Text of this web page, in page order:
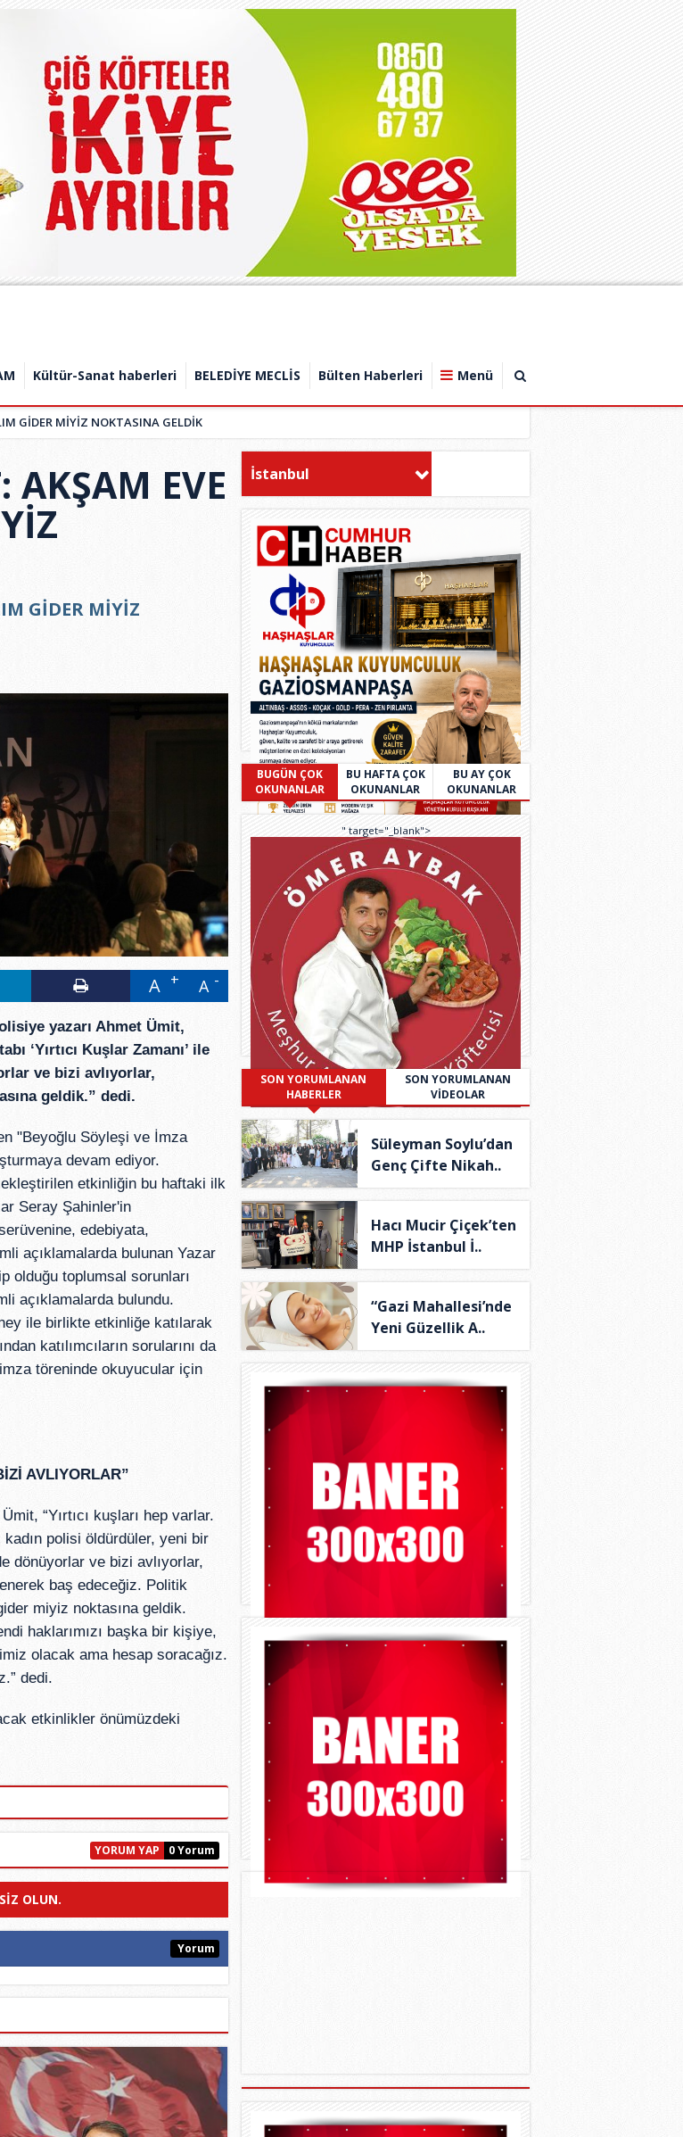
Kültür-Sanat haberleri BELEDİYE MECLİS Bülten Haberleri Menü
GİDER MİYİZ NOKTASINA GELDİK
AKŞAM EVE
GİDER MİYİZ
A A
yazarı Ahmet Ümit,
‘Yırtıcı Kuşlar Zamanı’ ile
ve bizi avlıyorlar,
geldik.” dedi.
"Beyoğlu Söyleşi ve İmza
devam ediyor.
etkinliğin bu haftaki ilk
Seray Şahinler'in
edebiyata,
açıklamalarda bulunan Yazar
olduğu toplumsal sorunları
açıklamalarda bulundu.
ile birlikte etkinliğe katılarak
katılımcıların sorularını da
töreninde okuyucular için
AVLIYORLAR”
“Yırtıcı kuşları hep varlar.
kadın polisi öldürdüler, yeni bir
dönüyorlar ve bizi avlıyorlar,
baş edeceğiz. Politik
miyiz noktasına geldik.
haklarımızı başka bir kişiye,
olacak ama hesap soracağız.
dedi.
etkinlikler önümüzdeki
0 Yorum
YORUM YAP
OLUN.
Yorum
İstanbul
BUGÜN ÇOK
OKUNANLAR
BU HAFTA ÇOK
OKUNANLAR
BU AY ÇOK
OKUNANLAR
" target="_blank">
SON YORUMLANAN
HABERLER
SON YORUMLANAN
VİDEOLAR
Süleyman Soylu’dan
Genç Çifte Nikah..
Hacı Mucir Çiçek’ten
MHP İstanbul İ..
“Gazi Mahallesi’nde
Yeni Güzellik A..